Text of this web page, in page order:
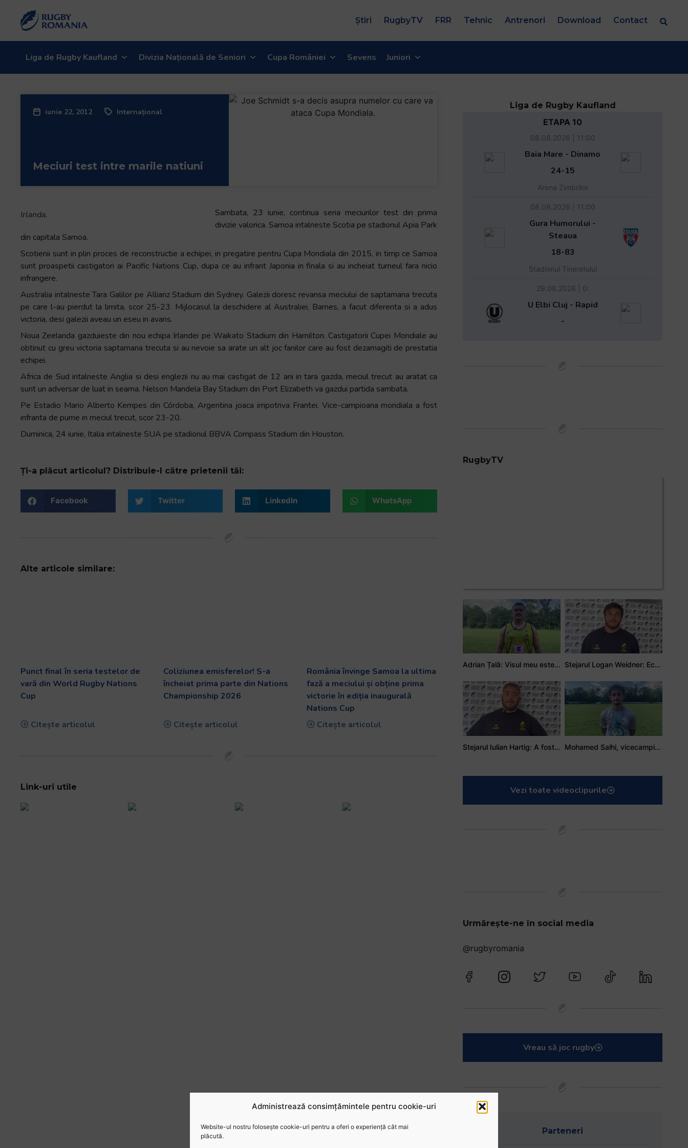
Administrează consimțămintele pentru cookie-uri
Website-ul nostru folosește cookie-uri pentru a oferi o experiență cât mai
plăcută.
Știri RugbyTV FRR Tehnic Antrenori Download Contact
Liga de Rugby Kaufland Divizia Națională de Seniori Cupa României Sevens Juniori
iunie 22, 2012 Internațional
Meciuri test intre marile natiuni
Irlanda.
Sambata, 23 iunie, continua seria meciurilor test din prima
divizie valorica. Samoa intalneste Scotia pe stadionul Apia Park
din capitala Samoa.
Scotienii sunt in plin proces de reconstructie a echipei, in pregatire pentru Cupa Mondiala din 2015, in timp ce Samoa
sunt proaspetii castigatori ai Pacific Nations Cup, dupa ce au infrant Japonia in finala si au incheiat turneul fara nicio
infrangere.
Australia intalneste Tara Galilor pe Allianz Stadium din Sydney. Galezii doresc revansa meciului de saptamana trecuta
pe care l-au pierdut la limita, scor 25-23. Mijlocasul la deschidere al Australiei, Barnes, a facut diferenta si a adus
victoria, desi galezii aveau un eseu in avans.
Noua Zeelanda gazduieste din nou echipa Irlandei pe Waikato Stadium din Hamilton. Castigatorii Cupei Mondiale au
obtinut cu greu victoria saptamana trecuta si au nevoie sa arate un alt joc fanilor care au fost dezamagiti de prestatia
echipei.
Africa de Sud intalneste Anglia si desi englezii nu au mai castigat de 12 ani in tara gazda, meciul trecut au aratat ca
sunt un adversar de luat in seama. Nelson Mandela Bay Stadium din Port Elizabeth va gazdui partida sambata.
Pe Estadio Mario Alberto Kempes din Córdoba, Argentina joaca impotriva Frantei. Vice-campioana mondiala a fost
infranta de pume in meciul trecut, scor 23-20.
Duminica, 24 iunie, Italia intalneste SUA pe stadionul BBVA Compass Stadium din Houston.
Ți-a plăcut articolul? Distribuie-l către prietenii tăi:
Facebook Twitter LinkedIn WhatsApp
Alte articole similare:
Punct final în seria testelor de
vară din World Rugby Nations
Cup
Citește articolul
Coliziunea emisferelor! S-a
încheiat prima parte din Nations
Championship 2026
Citește articolul
România învinge Samoa la ultima
fază a meciului și obține prima
victorie în ediția inaugurală
Nations Cup
Citește articolul
Link-uri utile
Liga de Rugby Kaufland
ETAPA 10
08.08.2026 | 11:00
Baia Mare - Dinamo
24-15
Arena Zimbrilor
08.08.2026 | 11:00
Gura Humorului -
Steaua
18-83
Stadionul Tineretului
29.08.2026 | 0:
U Elbi Cluj - Rapid
-
RugbyTV
Adrian Țală: Visul meu este să debutez pentru România Stejarul Logan Weidner: Echipa a muncit mult, iar asta se va vedea în meciurile de la Nations Cup
Stejarul Iulian Hartig: A fost un turneu care a unit mai mult echipa Mohamed Salhi, vicecampion național juniori I: Rugby-ul te învață să accepți și înfrângerile
Vezi toate videoclipurile
Urmărește-ne în social media
@rugbyromania
Vreau să joc rugby
Parteneri